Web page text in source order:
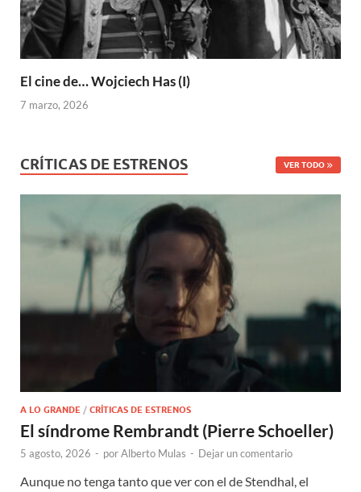
El cine de… Wojciech Has (I)
7 marzo, 2026
CRÍTICAS DE ESTRENOS VER TODO
A LO GRANDE / CRÍTICAS DE ESTRENOS
El síndrome Rembrandt (Pierre Schoeller)
5 agosto, 2026 - porAlberto Mulas - Dejar un comentario
Aunque no tenga tanto que ver con el de Stendhal, el